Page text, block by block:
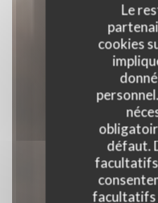
Le
cookies
défaut.
facultatifs